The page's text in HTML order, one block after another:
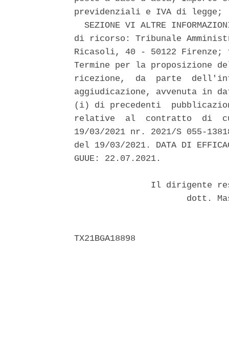
previdenziali e IVA di legge;
SEZIONE VI ALTRE
di ricorso: Tribunale
Ricasoli, 40 - 50122 Firenze;
Termine per la
ricezione,  da  parte
aggiudicazione, avvenuta in
(i) di precedenti
relative  al  contratto  di
19/03/2021 nr. 2021/S 055-
del 19/03/2021. DATA DI
GUUE: 22.07.2021.
Il dirigente
dott.